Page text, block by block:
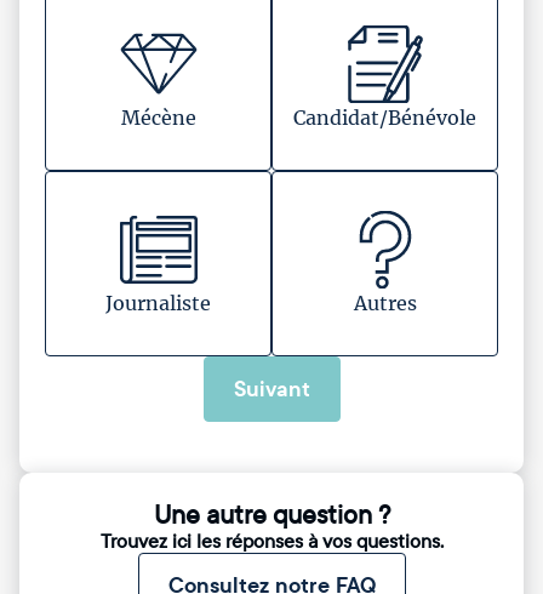
Mécène Candidat/Bénévole
Journaliste Autres
Suivant
Une autre question ?
Trouvez ici les réponses à vos questions.
Consultez notre FAQ